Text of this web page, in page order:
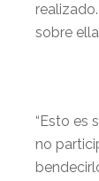
sobre
“Esto es
no